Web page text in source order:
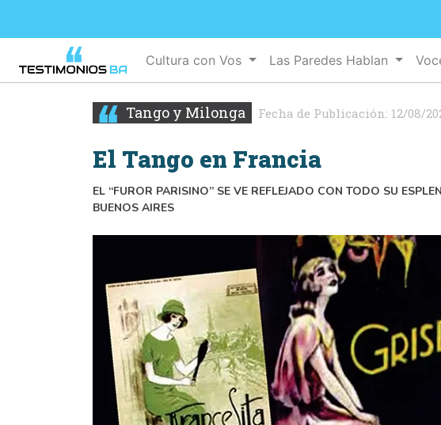
Cultura con Vos Las Paredes Hablan
Tango y Milonga Fecha de Publicación: 12/08/
El Tango en Francia
EL “FUROR PARISINO” SE VE REFLEJADO CON TODO SU
BUENOS AIRES